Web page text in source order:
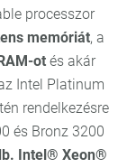
processzor
memóriát, a
ot és akár
Intel Platinum
rendelkezésre
és Bronz 3200
Intel® Xeon®